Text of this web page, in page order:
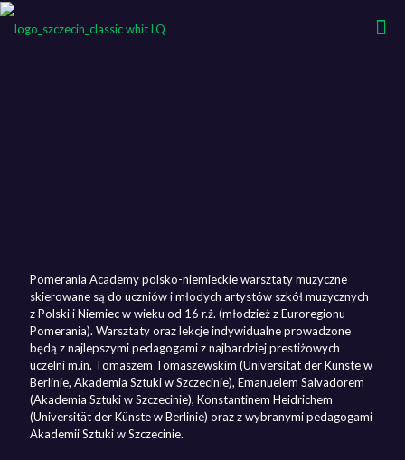
Pomerania Academy polsko-niemieckie warsztaty muzyczne
skierowane są do uczniów i młodych artystów szkół muzycznych
z Polski i Niemiec w wieku od 16 r.ż. (młodzież z Euroregionu
Pomerania). Warsztaty oraz lekcje indywidualne prowadzone
będą z najlepszymi pedagogami z najbardziej prestiżowych
uczelni m.in. Tomaszem Tomaszewskim (Universität der Künste w
Berlinie, Akademia Sztuki w Szczecinie), Emanuelem Salvadorem
(Akademia Sztuki w Szczecinie), Konstantinem Heidrichem
(Universität der Künste w Berlinie) oraz z wybranymi pedagogami
Akademii Sztuki w Szczecinie.